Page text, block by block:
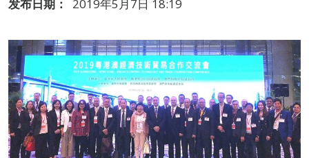
发布日期：
2019年5月7日 18:19